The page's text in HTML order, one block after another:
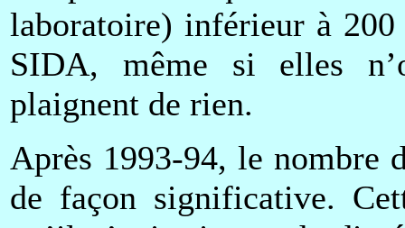
laboratoire) inférieur à 200
SIDA, même si elles
plaignent de rien.
Après 1993-94, le nombre
de façon significative.